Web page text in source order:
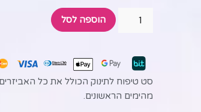
הוספה לסל
סט טיפוח לתינוק הכולל את כל האביזרים
מהימים הראשונים.